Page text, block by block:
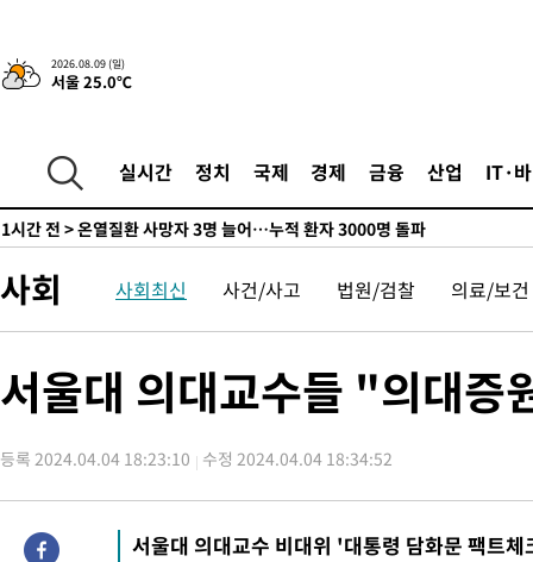
2026.08.09 (일)
서울 25.0℃
실시간 정치 국제 경제 금융 산업 IT·
宋 10.17%
-3883초 전 >이강인 "아틀레티코 이적 기뻐…등번호 7번 의미보단 팀 위해
-3818초 전 >[속보]與 당대표 경선, 제주·인천 권리당원 투표 김민석 승리
52분 전 >[속보]이강인 "감독님이 원하는 마음 느꼈고, 많은 트로피 원해 아
코 이적"
수도권 40도 육박 '펄펄'…동해안 일부 지역엔 호의주의보
1시간 전 >온열질환 사망자 3명 늘어…누적 환자 3000명 돌파
3시간 전 >
백운산서 80년근 천종산삼 9뿌리 발견…감정가 1.3억원
4시간 전 >선재도서 해루질 나섰다 실종 60대, 닷새 만에 숨진 채 발견
5시간 전 >여수 오동도 해상서 모터보트 전복…1명 사망·1명 실종
날씨]
7시간 전 >축구협회 "압수수색·성접대 논란 사과…쇄신의 기회로 삼겠다"
7시간 전 >[속보]'압수수색·성접대 논란' 축구협회 "실망과 걱정 안겨드려
10시간 전 >
'최고 37도' 폭염 지속…강원동해안 최대 150㎜ 비
사회 사회최신 사건/사고 법원/검찰 의료/보건
서울대 의대교수들 "의대증
등록 2024.04.04 18:23:10 수정 2024.04.04 18:34:52
서울대 의대교수 비대위 '대통령 담화문 팩트